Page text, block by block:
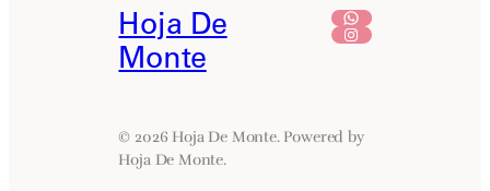
Hoja De
Monte
WhatsApp
Instagram
© 2026 Hoja De Monte. Powered by
Hoja De Monte.